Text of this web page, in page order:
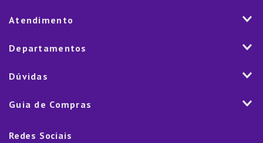
História
Nossas Lojas
Marketplace
Atendimento
Fale Conosco
Trocas e Devoluções
Rastreamento de pedido
Departamentos
Mesa
Eletroportáteis
Dúvidas
Como Comprar
Política de Cookies
Guia de Compras
Redes Sociais